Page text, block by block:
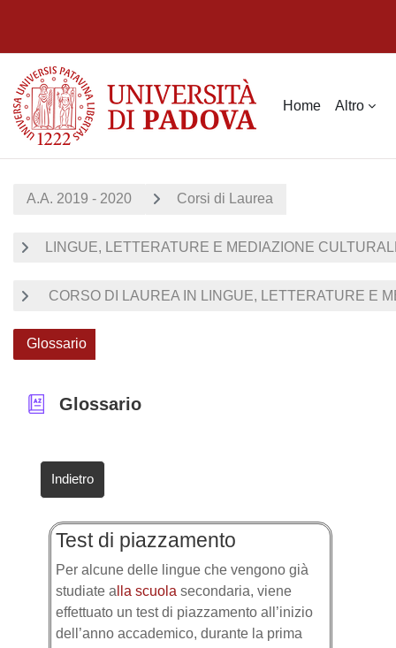
Home Altro
A.A. 2019 - 2020 Corsi di Laurea
LINGUE, LETTERATURE E MEDIAZIONE
CORSO DI LAUREA IN LINGUE, LETTERATURE E
Glossario
Glossario
Indietro
Test di piazzamento
Per alcune delle lingue che vengono già
studiate a lla scuola secondaria, viene
effettuato un test di piazzamento all’inizio
dell’anno accademico, durante la prima